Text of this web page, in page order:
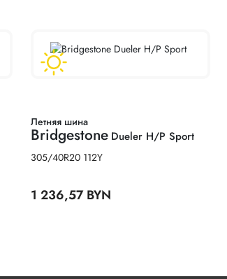
Летняя шина
Bridgestone Dueler H/P Sport
305/40R20 112Y
1 236,57 BYN